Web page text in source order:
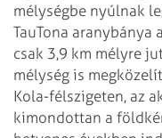
mélységbe nyúlnak
TauTona aranybánya
csak 3,9 km mélyre
mélység is
Kola-félszigeten, az
kimondottan a